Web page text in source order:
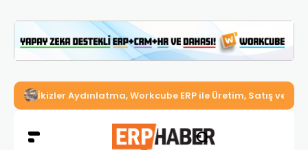
İkizler Aydınlatma, Workcube ERP ile Üretim, Satış ve